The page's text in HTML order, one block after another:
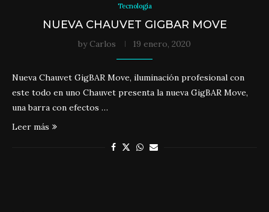
Tecnología
NUEVA CHAUVET GIGBAR MOVE
by Carlos 19 enero, 2020
Nueva Chauvet GigBAR Move, iluminación profesional con
este todo en uno Chauvet presenta la nueva GigBAR Move,
una barra con efectos …
Leer más